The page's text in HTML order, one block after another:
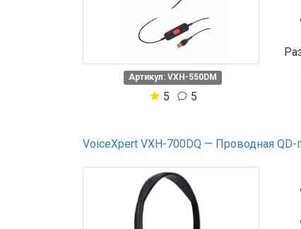
Артикул: VXH-550DM
5 5
VoiceXpert VXH-700DQ — Проводная QD-